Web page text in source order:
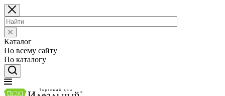
Каталог
По всему сайту
По каталогу